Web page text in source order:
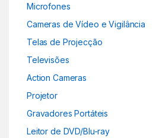
Microfones
Cameras de Vídeo e Vigilância
Telas de Projecção
Televisões
Action Cameras
Projetor
Gravadores Portáteis
Leitor de DVD/Blu-ray